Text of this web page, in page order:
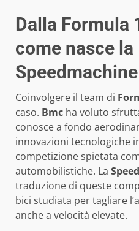
Dalla Formula
come nasce la
Coinvolgere il team di
caso. Bmc ha voluto
conosce a fondo
innovazioni tecnologiche
competizione spietata
automobilistiche. La
traduzione di queste
bici studiata per tagliare
anche a velocità elevate.